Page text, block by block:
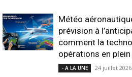
Météo
prévision à
comment la
opérations en
- A LA UNE 24 juillet 2026